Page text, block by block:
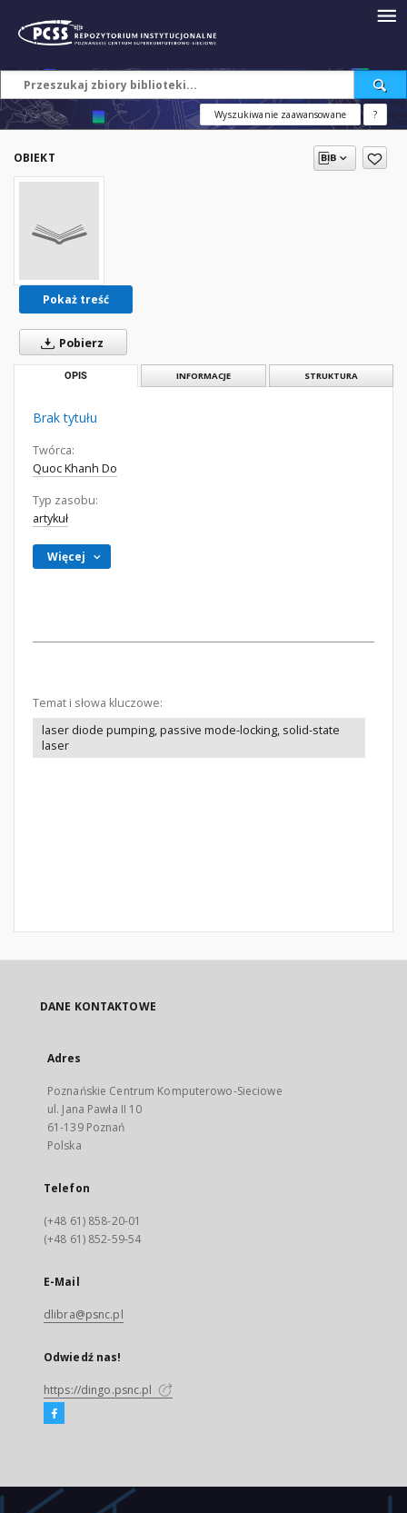
Wyszukiwanie zaawansowane ?
OBIEKT
Pokaż treść
Pobierz
OPIS INFORMACJE STRUKTURA
Brak tytułu
Twórca:
Quoc Khanh Do
Typ zasobu:
artykuł
Więcej
Temat i słowa kluczowe:
laser diode pumping, passive mode-locking, solid-state
laser
DANE KONTAKTOWE
Adres
Poznańskie Centrum Komputerowo-Sieciowe
ul. Jana Pawła II 10
61-139 Poznań
Polska
Telefon
(+48 61) 858-20-01
(+48 61) 852-59-54
E-Mail
dlibra@psnc.pl
Odwiedź nas!
https://dingo.psnc.pl